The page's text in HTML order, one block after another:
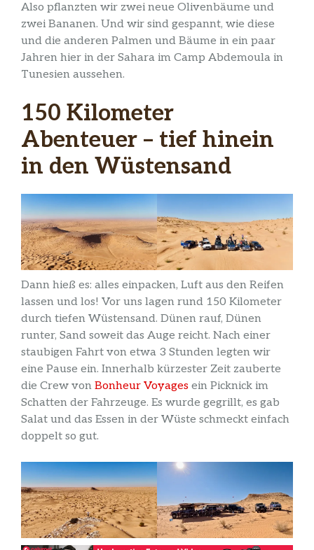
Also pflanzten wir zwei neue Olivenbäume und
zwei Bananen. Und wir sind gespannt, wie diese
und die anderen Palmen und Bäume in ein paar
Jahren hier in der Sahara im Camp Abdemoula in
Tunesien aussehen.
150 Kilometer
Abenteuer – tief hinein
in den Wüstensand
Dann hieß es: alles einpacken, Luft aus den Reifen
lassen und los! Vor uns lagen rund 150 Kilometer
durch tiefen Wüstensand. Dünen rauf, Dünen
runter, Sand soweit das Auge reicht. Nach einer
staubigen Fahrt von etwa 3 Stunden legten wir
eine Pause ein. Innerhalb kürzester Zeit zauberte
die Crew von Bonheur Voyages ein Picknick im
Schatten der Fahrzeuge. Es wurde gegrillt, es gab
Salat und das Essen in der Wüste schmeckt einfach
doppelt so gut.